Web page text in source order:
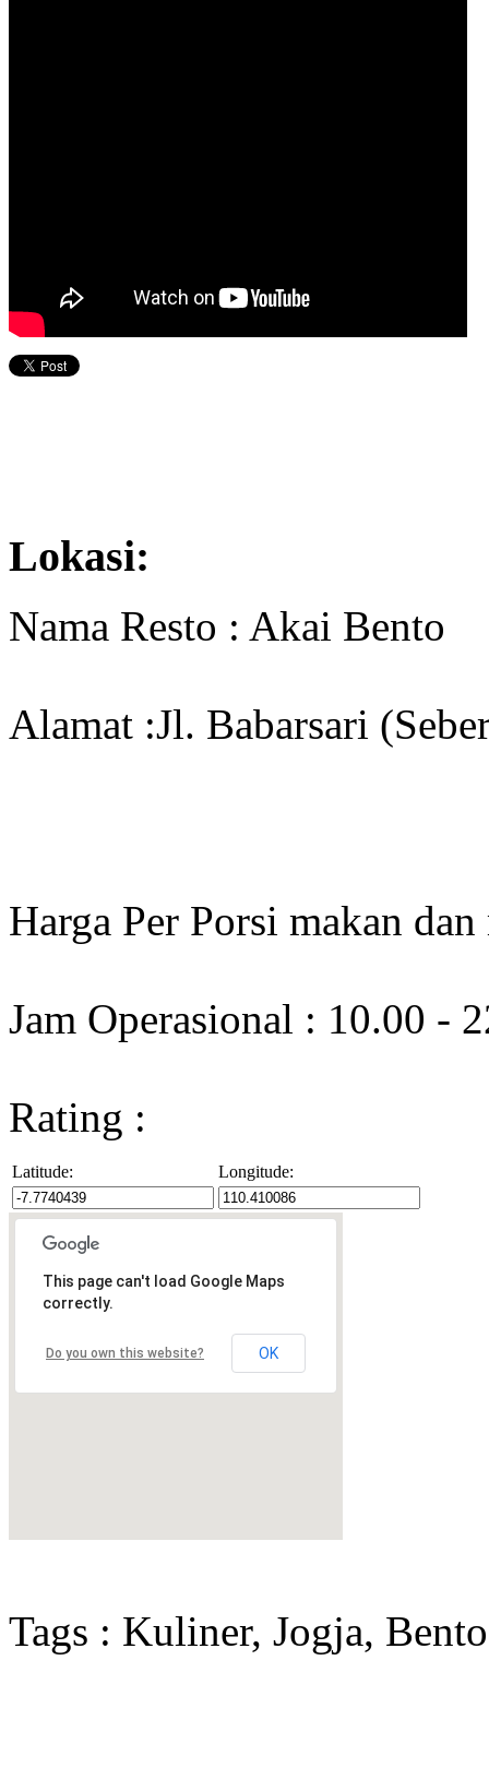
Lokasi:
Nama Resto : Akai Bento
Alamat :Jl. Babarsari
Harga Per Porsi makan
Jam Operasional : 10.00 -
Rating :
Latitude: Longitude:
This page can't load Google Maps
correctly.
Do you own this website? OK
Tags : Kuliner, Jogja,